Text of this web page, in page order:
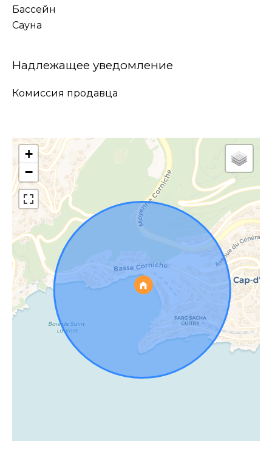
Бассейн
Сауна
Надлежащее уведомление
Комиссия продавца
+
−